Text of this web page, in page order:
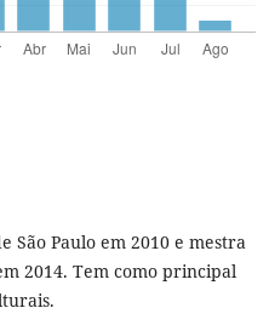
São Paulo em 2010 e mestra
2014. Tem como principal